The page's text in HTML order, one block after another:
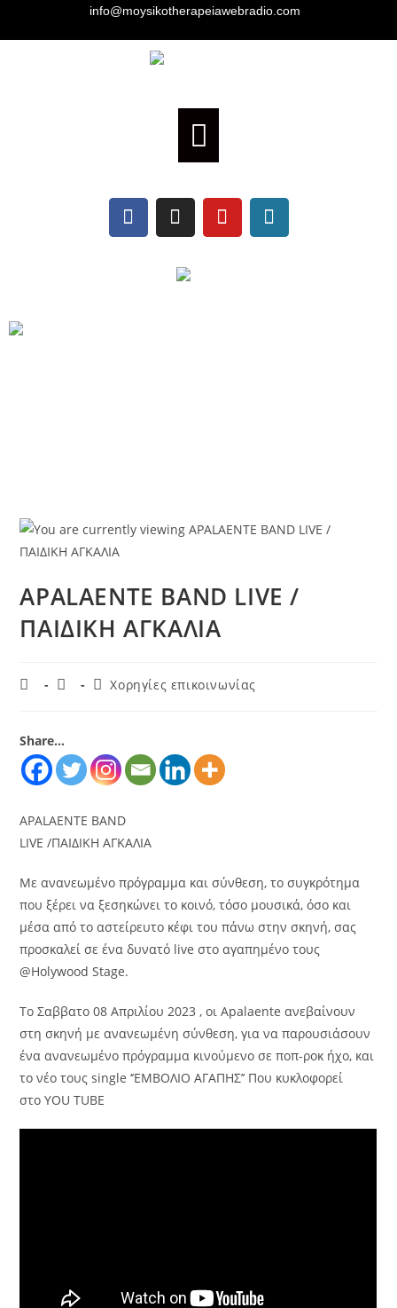
info@moysikotherapeiawebradio.com
APALAENTE BAND LIVE /
ΠΑΙΔΙΚΗ ΑΓΚΑΛΙΑ
Χορηγίες επικοινωνίας
Share...
APALAENTE BAND
LIVE /ΠΑΙΔΙΚΗ ΑΓΚΑΛΙΑ
Mε ανανεωμένο πρόγραμμα και σύνθεση, το συγκρότημα
που ξέρει να ξεσηκώνει το κοινό, τόσο μουσικά, όσο και
μέσα από το αστείρευτο κέφι του πάνω στην σκηνή, σας
προσκαλεί σε ένα δυνατό live στο αγαπημένο τους
@Holywood Stage.
Το Σαββατο 08 Απριλίου 2023 , οι Apalaente ανεβαίνουν
στη σκηνή με ανανεωμένη σύνθεση, για να παρουσιάσουν
ένα ανανεωμένο πρόγραμμα κινούμενο σε ποπ-ροκ ήχο, και
το νέο τους single ‘’ΕΜΒΟΛΙΟ ΑΓΑΠΗΣ’’ Που κυκλοφορεί
στο YOU TUBE